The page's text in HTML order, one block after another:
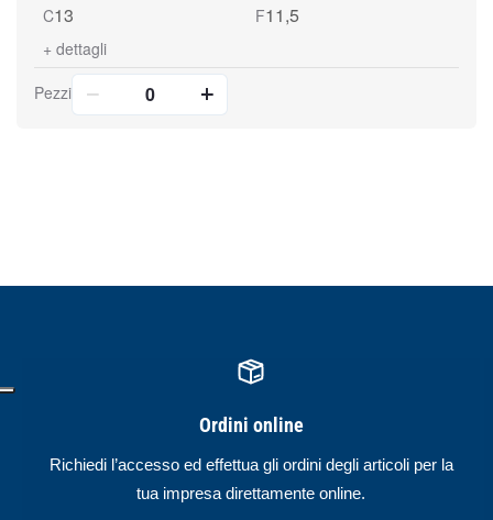
C13 F11,5
+ dettagli
Pezzi
Ordini online
Richiedi l’accesso ed effettua gli ordini degli articoli per la
tua impresa direttamente online.